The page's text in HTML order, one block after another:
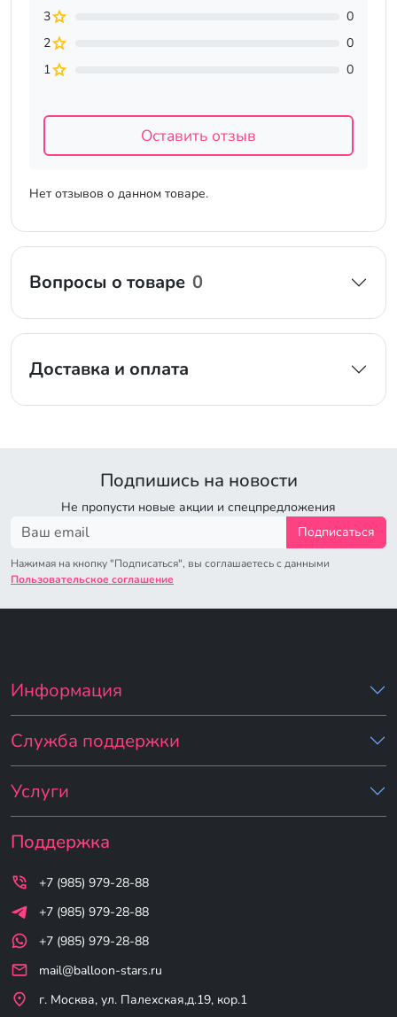
Нет отзывов о данном товаре.
3
0
2
0
1
0
Оставить отзыв
Вопросы о товаре 0
Доставка и оплата
Подпишись на новости
Не пропусти новые акции и спецпредложения
Подписаться
Нажимая на кнопку "Подписаться", вы соглашаетесь с данными
Пользовательское соглашение
Информация
Служба поддержки
Услуги
Поддержка
+7 (985) 979-28-88
+7 (985) 979-28-88
+7 (985) 979-28-88
mail@balloon-stars.ru
г. Москва, ул. Палехская,д.19, кор.1